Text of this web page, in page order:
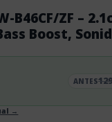
B46CF/ZF –
Boost,
ANTES
→